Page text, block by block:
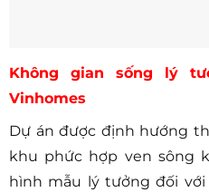
Không gian sống lý
Vinhomes
Dự án được định hướng
khu phức hợp ven sông
hình mẫu lý tưởng đối